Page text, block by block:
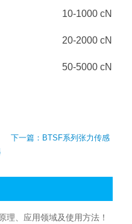
10-1000 cN
20-2000 cN
50-5000 cN
下一篇： BTSF系列张力传感
理、应用领域及使用方法！